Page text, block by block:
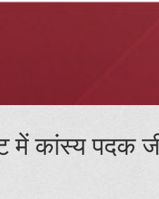
में कांस्य पदक